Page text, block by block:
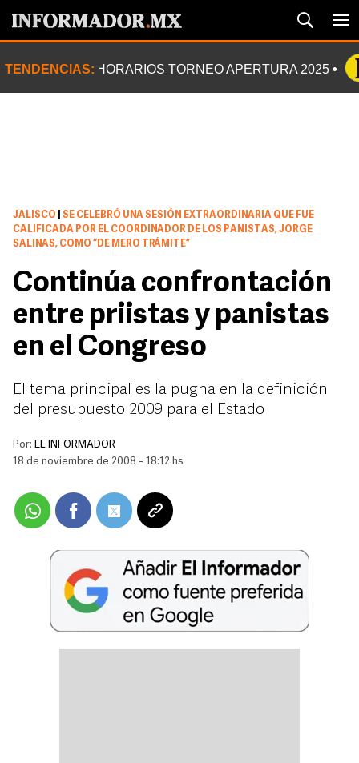
TENDENCIAS: HORARIOS TORNEO APERTURA 2025
JALISCO
SE CELEBRÓ UNA SESIÓN EXTRAORDINARIA QUE FUE
CALIFICADA POR EL COORDINADOR DE LOS PANISTAS, JORGE
SALINAS, COMO “DE MERO TRÁMITE”
Continúa confrontación
entre priistas y panistas
en el Congreso
El tema principal es la pugna en la definición
del presupuesto 2009 para el Estado
Por: EL INFORMADOR
18 de noviembre de 2008 - 18:12 hs